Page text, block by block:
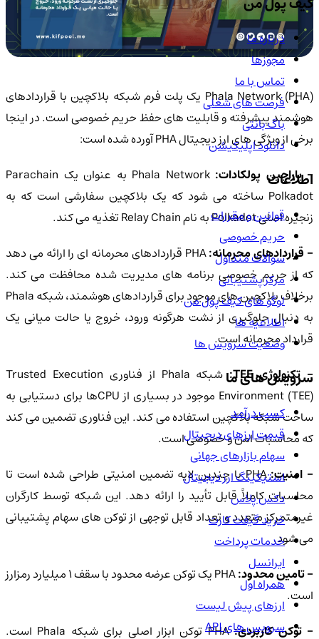
Phala Network (PHA) یک پلت فرم شبکه بلاکچین با قراردادهای
هوشمند پیشرفته و قابلیت های حفظ حریم خصوصی است. در اینجا
برخی از ویژگی های ارز دیجیتال PHA آورده شده است:
- پاراچین پولکادات:
Phala Network به عنوان یک Parachain
Polkadot ساخته می شود که یک بلاکچین سفارشی است که به
زنجیره اصلی Polkadot به نام Relay Chain تغذیه می کند.
- قراردادهای محرمانه:
PHA قراردادهای محرمانه ای را ارائه می دهد
که از حریم خصوصی برنامه های مدیریت شده محافظت می کند.
برخلاف بلاکچین های موجود برای قراردادهای هوشمند، شبکه Phala
به دنبال جلوگیری از نشت هرگونه ورود، خروج یا حالت میانی یک
قرارداد محرمانه است.
- تکنولوژی TEE:
شبکه Phala از فناوری Trusted Execution
Environment (TEE) موجود در بسیاری از CPUها برای دستیابی به
ساخت شبکه بلاکچین استفاده می کند. این فناوری تضمین می کند
که محاسبات امن و خصوصی است.
- امنیت:
PHA با چندین لایه تضمین امنیتی طراحی شده است تا
محاسبات کاملاً قابل تأیید را ارائه دهد. این شبکه توسط کارگران
غیرمتمرکز متعدد و تعداد قابل توجهی از توکن های سهام پشتیبانی
می شود.
- تامین محدود:
PHA یک توکن عرضه محدود با سقف 1 میلیارد رمزارز
است.
- توکن کاربردی:
PHA توکن ابزار اصلی برای شبکه Phala است.
درباره ما
مجوزها
تماس با ما
فرصت های شغلی
باگ بانتی
دانلود اپلیکیشن
اطلاعات
قوانین و مقررات
حریم خصوصی
سوالات متداول
مرکز پشتیبانی
لوگو های کیف پول من
اطلاعیه ها
وضعیت سرویس ها
سرویس های ما
کسب درآمد
قیمت ارزهای دیجیتال
سهام بازارهای جهانی
استیکینگ ارز دیجیتال
دکس پلاس
خرید گیفت کارت
خدمات پرداخت
ایرانسل
همراه اول
ارزهای پیش لیست
سرویس های API